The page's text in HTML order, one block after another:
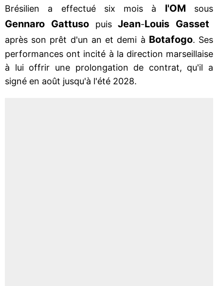
Brésilien a effectué six mois à l'OM sous
Gennaro Gattuso puisJean-Louis Gasset
après son prêt d'un an et demi à Botafogo. Ses
performances ont incité à la direction marseillaise
à lui offrir une prolongation de contrat, qu'il a
signé en août jusqu'à l'été 2028.